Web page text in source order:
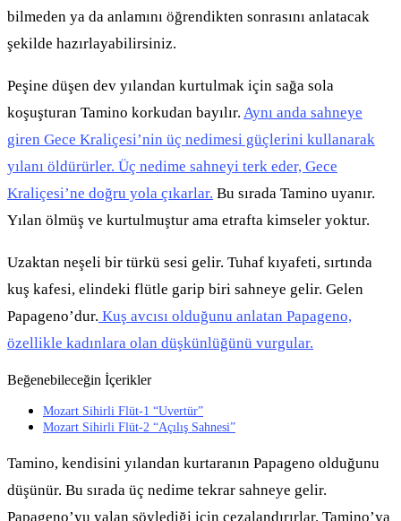
bilmeden ya da anlamını öğrendikten sonrasını anlatacak
şekilde hazırlayabilirsiniz.
Peşine düşen dev yılandan kurtulmak için sağa sola
koşuşturan Tamino korkudan bayılır. Aynı anda sahneye
giren Gece Kraliçesi’nin üç nedimesi güçlerini kullanarak
yılanı öldürürler. Üç nedime sahneyi terk eder, Gece
Kraliçesi’ne doğru yola çıkarlar. Bu sırada Tamino uyanır.
Yılan ölmüş ve kurtulmuştur ama etrafta kimseler yoktur.
Uzaktan neşeli bir türkü sesi gelir. Tuhaf kıyafeti, sırtında
kuş kafesi, elindeki flütle garip biri sahneye gelir. Gelen
Papageno’dur. Kuş avcısı olduğunu anlatan Papageno,
özellikle kadınlara olan düşkünlüğünü vurgular.
Beğenebileceğin İçerikler
Mozart Sihirli Flüt-1 “Uvertür”
Mozart Sihirli Flüt-2 “Açılış Sahnesi”
Tamino, kendisini yılandan kurtaranın Papageno olduğunu
düşünür. Bu sırada üç nedime tekrar sahneye gelir.
Papageno’yu yalan söylediği için cezalandırırlar. Tamino’ya